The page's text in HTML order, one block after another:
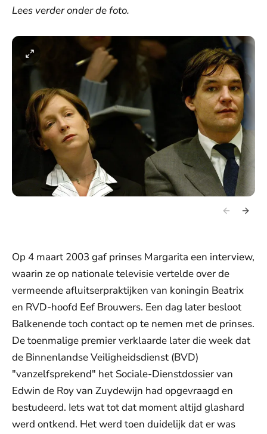
Lees verder onder de foto.
Op 4 maart 2003 gaf prinses Margarita een interview,
waarin ze op nationale televisie vertelde over de
vermeende afluitserpraktijken van koningin Beatrix
en RVD-hoofd Eef Brouwers. Een dag later besloot
Balkenende toch contact op te nemen met de prinses.
De toenmalige premier verklaarde later die week dat
de Binnenlandse Veiligheidsdienst (BVD)
"vanzelfsprekend" het Sociale-Dienstdossier van
Edwin de Roy van Zuydewijn had opgevraagd en
bestudeerd. Iets wat tot dat moment altijd glashard
werd ontkend. Het werd toen duidelijk dat er was